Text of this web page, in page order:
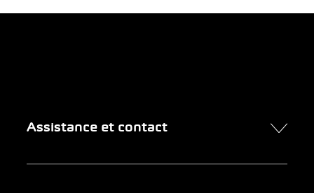
Assistance et contact